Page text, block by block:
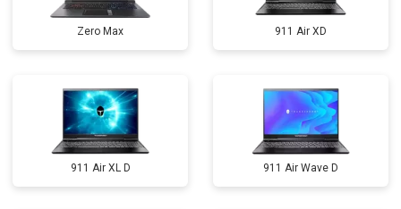
Zero Max 911 Air XD
911 Air XL D 911 Air Wave D